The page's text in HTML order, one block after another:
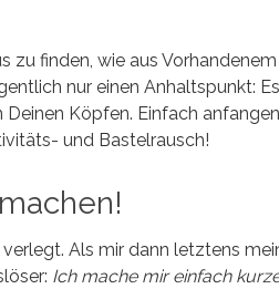
zu finden, wie aus Vorhandenem
nur einen Anhaltspunkt: Es
Deinen Köpfen. Einfach anfangen
und Bastelrausch!
Als mir dann letztens
Ich mache mir einfach